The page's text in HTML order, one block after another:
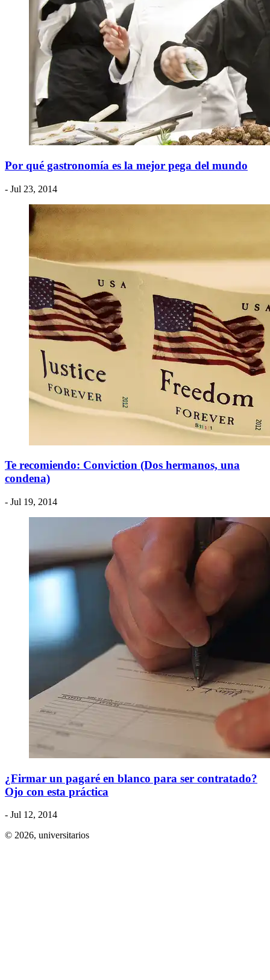
Por qué gastronomía es la mejor pega del mundo
- Jul 23, 2014
Te recomiendo: Conviction (Dos hermanos, una
condena)
- Jul 19, 2014
¿Firmar un pagaré en blanco para ser contratado?
Ojo con esta práctica
- Jul 12, 2014
© 2026, universitarios